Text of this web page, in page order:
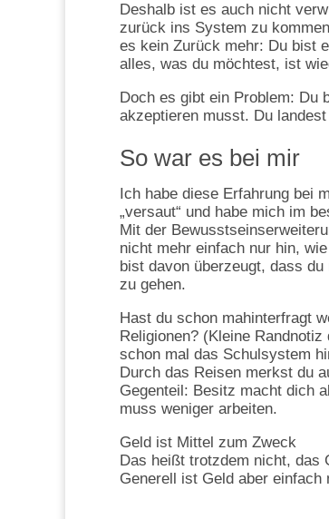
Deshalb ist es auch nicht
zurück ins System zu
es kein Zurück mehr: Du bist
alles, was du möchtest, ist
Doch es gibt ein Problem: Du
akzeptieren musst. Du
So war es bei mir
Ich habe diese Erfahrung bei
„versaut“ und habe mich im
Mit der
nicht mehr einfach nur hin,
bist davon überzeugt, dass
zu gehen.
Hast du schon mahinterfragt
Religionen? (Kleine
schon mal das Schulsystem
Durch das Reisen merkst du
Gegenteil: Besitz macht dich
muss weniger arbeiten.
Geld ist Mittel zum Zweck
Das heißt trotzdem nicht, das
Generell ist Geld aber